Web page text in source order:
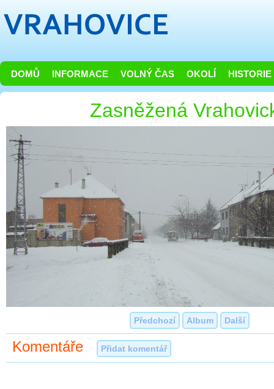
DOMŮ INFORMACE VOLNÝ ČAS OKOLÍ HISTORIE
Zasněžená
Předchozí Album Další
Komentáře Přidat komentář